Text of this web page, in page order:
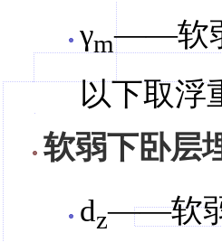
γm——软
以下取浮
软弱下卧层
dz——软弱